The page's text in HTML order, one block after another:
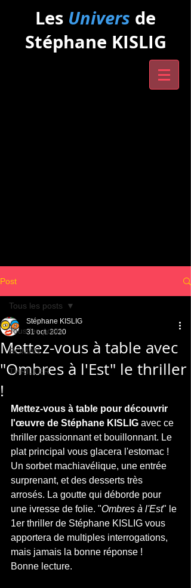
Les Univers de
Stéphane KISLIG
Post
Tous les posts
ROMAN
THRILLER
Tous les posts
Mettez-vous à table avec
"Ombres à l'Est" le thriller
!
Stéphane KISLIG
31 oct. 2020
Mettez-vous à table pour découvrir
l'œuvre de Stéphane KISLIG avec ce
thriller passionnant et bouillonnant. Le
plat principal vous glacera l'estomac !
Un sorbet machiavélique, une entrée
surprenant, et des desserts très
arrosés. La goutte qui déborde pour
une ivresse de folie. "Ombres à l'Est" le
1er thriller de Stéphane KISLIG vous
apportera de multiples interrogations,
mais jamais la bonne réponse !
Bonne lecture.